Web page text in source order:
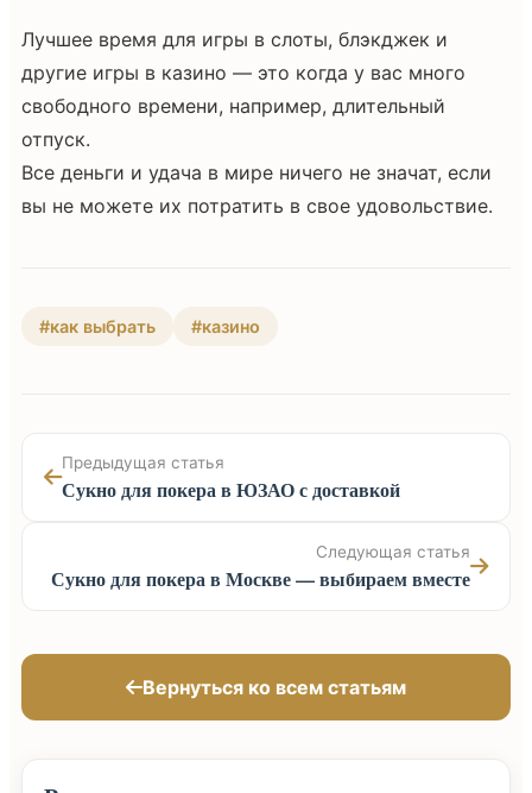
Лучшее время для игры в слоты, блэкджек и
другие игры в казино — это когда у вас много
свободного времени, например, длительный
отпуск.
Все деньги и удача в мире ничего не значат, если
вы не можете их потратить в свое удовольствие.
#как выбрать #казино
Предыдущая статья
Сукно для покера в ЮЗАО с доставкой
Следующая статья
Сукно для покера в Москве — выбираем вместе
Вернуться ко всем статьям